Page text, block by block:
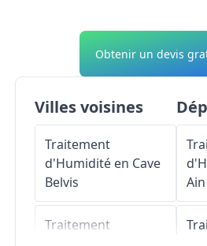
Obtenir un devis
Villes voisines
Traitement
d'Humidité en Cave
Belvis
Traitement
Ain